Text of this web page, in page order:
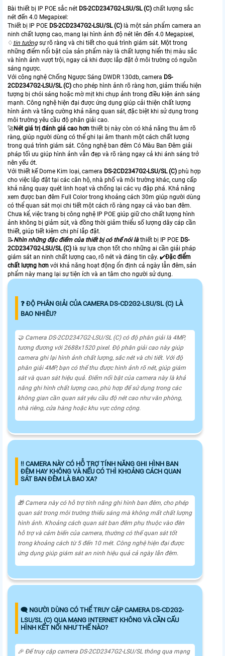
Bài thiết bị IP POE sắc nét DS-2CD2347G2-LSU/SL (C) chất lượng sắc
nét đến 4.0 Megapixel:
Thiết bị IP POE DS-2CD2347G2-LSU/SL (C) là một sản phẩm camera an
ninh chất lượng cao, mang lại hình ảnh độ nét lên đến 4.0 Megapixel,
♢ tin tưởngsự rõ ràng và chi tiết cho quá trình giám sát. Một trong
những điểm nổi bật của sản phẩm này là chất lượng hiển thị màu sắc
và hình ảnh vượt trội, ngay cả khi được lắp đặt ở môi trường có nguồn
sáng ngược.
Với công nghệ Chống Ngược Sáng DWDR 130db, camera DS-
2CD2347G2-LSU/SL (C) cho phép hình ảnh rõ ràng hơn, giảm thiểu hiện
tượng bị chói sáng hoặc mờ mịt khi chụp ảnh trong điều kiện ánh sáng
mạnh. Công nghệ hiện đại được ứng dụng giúp cải thiện chất lượng
hình ảnh và tăng cường khả năng quan sát, đặc biệt khi sử dụng trong
môi trường yêu cầu độ phân giải cao.
🚀Nét giá trị đánh giá cao hơn thiết bị này còn có khả năng thu âm rõ
ràng, giúp người dùng có thể ghi lại âm thanh một cách chất lượng
trong quá trình giám sát. Công nghệ ban đêm Có Màu Ban Ðêm giải
pháp tối ưu giúp hình ảnh vẫn đẹp và rõ ràng ngay cả khi ánh sáng trở
nên yếu ớt.
Với thiết kế Dome Kim loại, camera DS-2CD2347G2-LSU/SL (C) phù hợp
cho việc lắp đặt tại các căn hộ, nhà phố và môi trường khác, cung cấp
khả năng quay quét linh hoạt và chống lại các vụ đập phá. Khả năng
xem được ban đêm Full Color trong khoảng cách 30m giúp người dùng
có thể quan sát mọi chi tiết một cách rõ ràng ngay cả vào ban đêm.
Chưa kể, việc trang bị công nghệ IP POE giúp giữ cho chất lượng hình
ảnh không bị giảm sút, và đồng thời giảm thiểu số lượng dây cáp cần
thiết, giúp tiết kiệm chi phí lắp đặt.
📝Nhìn những đặc điểm của thiết bị có thể nói làthiết bị IP POE DS-
2CD2347G2-LSU/SL (C) là sự lựa chọn tốt cho những ai cần giải pháp
giám sát an ninh chất lượng cao, rõ nét và đáng tin cậy. ✔️Đặc điểm
chất lượng hơn với khả năng hoạt động ổn định cả ngày lẫn đêm, sản
phẩm này mang lại sự tiện ích và an tâm cho người sử dụng.
❓ ĐỘ PHÂN GIẢI CỦA CAMERA DS-CD2G2-LSU/SL (C) LÀ
BAO NHIÊU?
🤝 Camera DS-2CD2347G2-LSU/SL (C) có độ phân giải là 4MP,
tương đương với 2688x1520 pixel. Độ phân giải cao này giúp
camera ghi lại hình ảnh chất lượng, sắc nét và chi tiết. Với độ
phân giải 4MP, bạn có thể thu được hình ảnh rõ nét, giúp giám
sát và quan sát hiệu quả. Điểm nổi bật của camera này là khả
năng ghi hình chất lượng cao, phù hợp để sử dụng trong các
không gian cần quan sát yêu cầu độ nét cao như văn phòng,
nhà riêng, cửa hàng hoặc khu vực công cộng.
‼️ CAMERA NÀY CÓ HỖ TRỢ TÍNH NĂNG GHI HÌNH BAN
ĐÊM HAY KHÔNG VÀ NẾU CÓ THÌ KHOẢNG CÁCH QUAN
SÁT BAN ĐÊM LÀ BAO XA?
🎁 Camera này có hỗ trợ tính năng ghi hình ban đêm, cho phép
quan sát trong môi trường thiếu sáng mà không mất chất lượng
hình ảnh. Khoảng cách quan sát ban đêm phụ thuộc vào đèn
hỗ trợ và cảm biến của camera, thường có thể quan sát tốt
trong khoảng cách từ 5 đến 10 mét. Công nghệ hiện đại được
ứng dụng giúp giám sát an ninh hiệu quả cả ngày lẫn đêm.
🗨️ NGƯỜI DÙNG CÓ THỂ TRUY CẬP CAMERA DS-CD2G2-
LSU/SL (C) QUA MẠNG INTERNET KHÔNG VÀ CẦN CẤU
HÌNH KẾT NỐI NHƯ THẾ NÀO?
️🎉 Để truy cập camera DS-2CD2347G2-LSU/SL thông qua mạng